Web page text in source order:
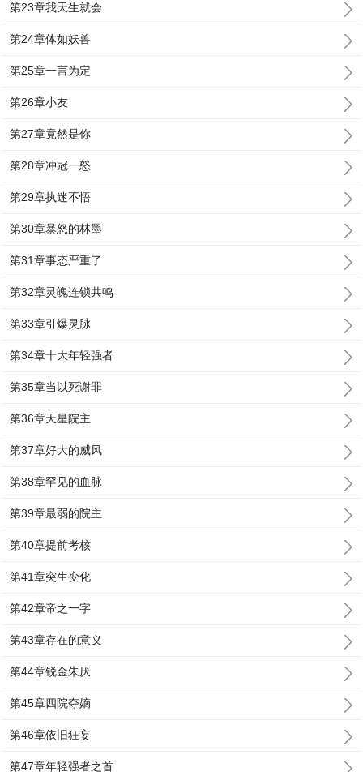
第23章我天生就会
第24章体如妖兽
第25章一言为定
第26章小友
第27章竟然是你
第28章冲冠一怒
第29章执迷不悟
第30章暴怒的林墨
第31章事态严重了
第32章灵魄连锁共鸣
第33章引爆灵脉
第34章十大年轻强者
第35章当以死谢罪
第36章天星院主
第37章好大的威风
第38章罕见的血脉
第39章最弱的院主
第40章提前考核
第41章突生变化
第42章帝之一字
第43章存在的意义
第44章锐金朱厌
第45章四院夺嫡
第46章依旧狂妄
第47章年轻强者之首